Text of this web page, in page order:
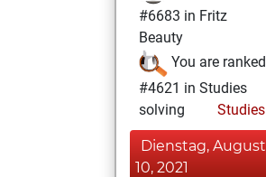
#6683 in Fritz
Beauty
You are ranked
#4621 in Studies
solving
Studies
Dienstag, August
10, 2021